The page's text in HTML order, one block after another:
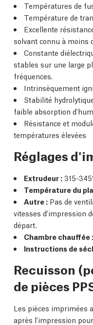
Températures de
Température de
Excellente
solvant connu à moins
Constante
stables sur une large
fréquences.
Intrinsèquement
Stabilité
faible absorption
Résistance et
températures élevées
Réglages
Extrudeur : 315-
Température du
Autre : Pas de
vitesses d'impression
départ.
Chambre chauffée :
Instructions de
Recuisson
de pièces
Les pièces imprimées
après l'impression